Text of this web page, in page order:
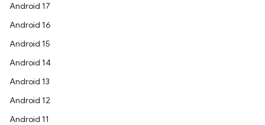
Android 17
Android 16
Android 15
Android 14
Android 13
Android 12
Android 11